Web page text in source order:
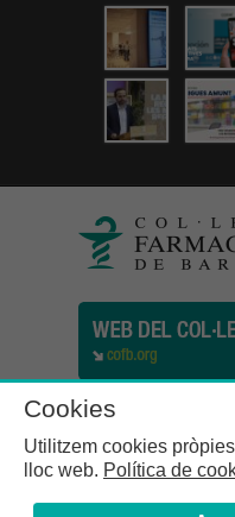
Cookies
Utilitzem cookies
lloc web. Política de